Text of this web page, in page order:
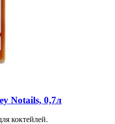
Notails, 0,7л
коктейлей.